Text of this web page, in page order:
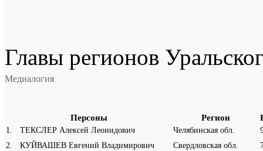
Главы регионов
Медиалогия
Персоны Регион
1. ТЕКСЛЕР Алексей Леонидович Челябинская обл.
2. КУЙВАШЕВ Евгений Владимирович Свердловская обл.